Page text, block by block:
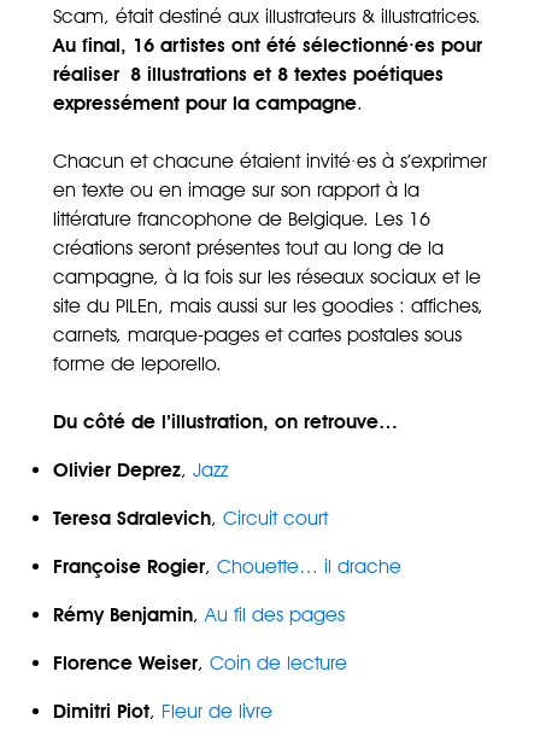
Scam, était destiné aux illustrateurs & illustratrices.
Au final, 16 artistes ont été sélectionné·es pour
réaliser 8 illustrations et 8 textes poétiques
expressément pour la campagne.
Chacun et chacune étaient invité·es à s’exprimer
en texte ou en image sur son rapport à la
littérature francophone de Belgique. Les 16
créations seront présentes tout au long de la
campagne, à la fois sur les réseaux sociaux et le
site du PILEn, mais aussi sur les goodies : affiches,
carnets, marque-pages et cartes postales sous
forme de leporello.
Du côté de l’illustration, on retrouve…
Olivier Deprez, Jazz
Teresa Sdralevich, Circuit court
Françoise Rogier, Chouette… il drache
Rémy Benjamin, Au fil des pages
Florence Weiser, Coin de lecture
Dimitri Piot, Fleur de livre